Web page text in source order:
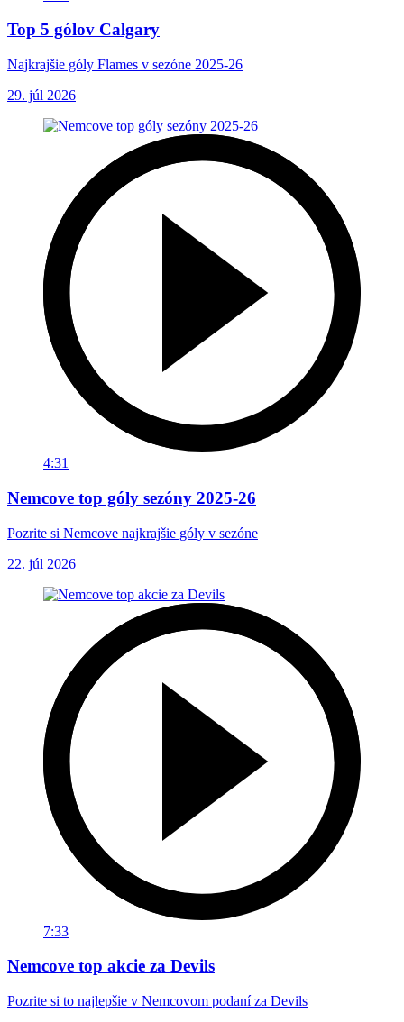
Top 5 gólov Calgary
Najkrajšie góly Flames v sezóne 2025-26
29. júl 2026
4:31
Nemcove top góly sezóny 2025-26
Pozrite si Nemcove najkrajšie góly v sezóne
22. júl 2026
7:33
Nemcove top akcie za Devils
Pozrite si to najlepšie v Nemcovom podaní za Devils